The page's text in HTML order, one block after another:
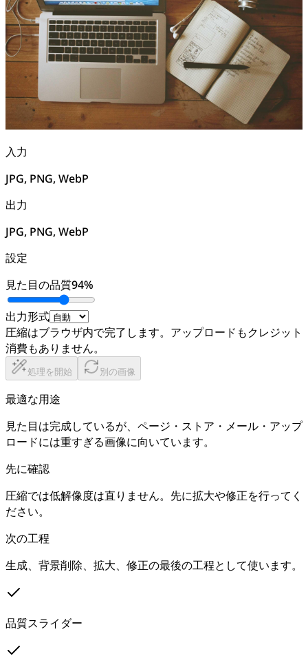
入力
JPG, PNG, WebP
出力
JPG, PNG, WebP
設定
見た目の品質94%
出力形式
圧縮はブラウザ内で完了します。アップロードもクレジット
消費もありません。
処理を開始 別の画像
最適な用途
見た目は完成しているが、ページ・ストア・メール・アップ
ロードには重すぎる画像に向いています。
先に確認
圧縮では低解像度は直りません。先に拡大や修正を行ってく
ださい。
次の工程
生成、背景削除、拡大、修正の最後の工程として使います。
品質スライダー